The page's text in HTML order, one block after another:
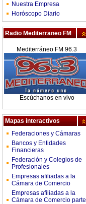
Nuestra Empresa
Horóscopo Diario
Radio Mediterraneo FM
Mediterráneo FM 96.3
Escúchanos en vivo
Mapas interactivos
Federaciones y Cámaras
Bancos y Entidades
Financieras
Federación y Colegios de
Profesionales
Empresas afiliadas a la
Cámara de Comercio
Empresas afiliadas a la
Cámara de Comercio parte